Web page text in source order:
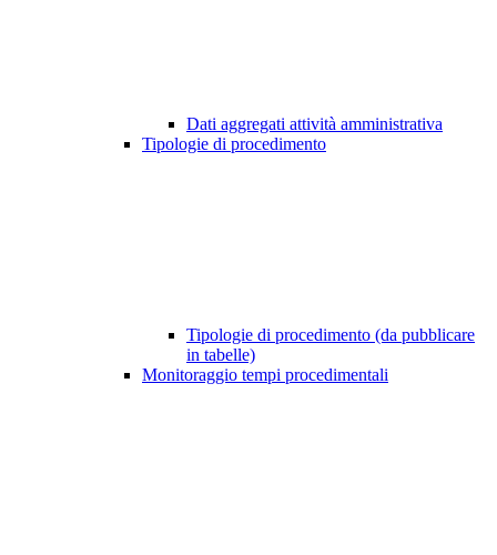
Dati aggregati attività amministrativa
Tipologie di procedimento
Tipologie di procedimento (da pubblicare
in tabelle)
Monitoraggio tempi procedimentali